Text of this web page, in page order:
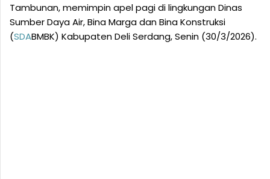
Tambunan, memimpin apel pagi di lingkungan Dinas
Sumber Daya Air, Bina Marga dan Bina Konstruksi
(SDABMBK) Kabupaten Deli Serdang, Senin (30/3/2026).